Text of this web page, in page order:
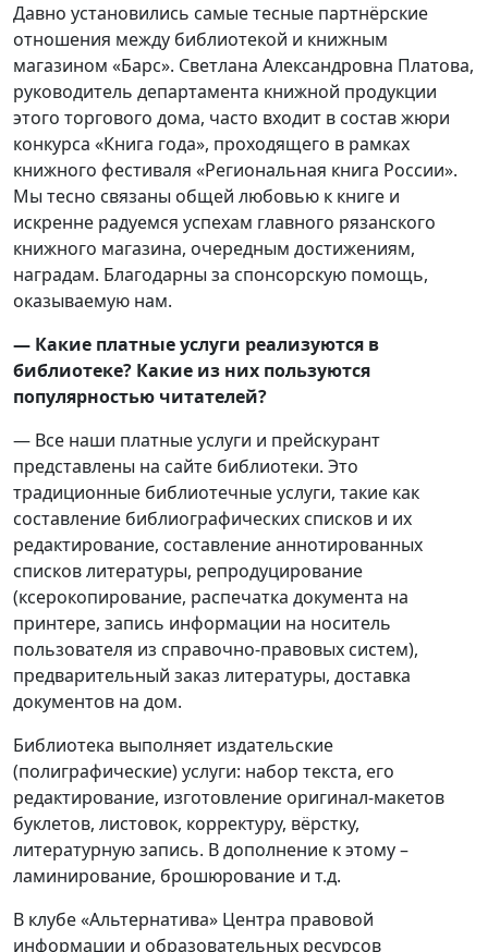
Давно установились самые тесные партнёрские
отношения между библиотекой и книжным
магазином «Барс». Светлана Александровна Платова,
руководитель департамента книжной продукции
этого торгового дома, часто входит в состав жюри
конкурса «Книга года», проходящего в рамках
книжного фестиваля «Региональная книга России».
Мы тесно связаны общей любовью к книге и
искренне радуемся успехам главного рязанского
книжного магазина, очередным достижениям,
наградам. Благодарны за спонсорскую помощь,
оказываемую нам.
— Какие платные услуги реализуются в
библиотеке? Какие из них пользуются
популярностью читателей?
— Все наши платные услуги и прейскурант
представлены на сайте библиотеки. Это
традиционные библиотечные услуги, такие как
составление библиографических списков и их
редактирование, составление аннотированных
списков литературы, репродуцирование
(ксерокопирование, распечатка документа на
принтере, запись информации на носитель
пользователя из справочно-правовых систем),
предварительный заказ литературы, доставка
документов на дом.
Библиотека выполняет издательские
(полиграфические) услуги: набор текста, его
редактирование, изготовление оригинал-макетов
буклетов, листовок, корректуру, вёрстку,
литературную запись. В дополнение к этому –
ламинирование, брошюрование и т.д.
В клубе «Альтернатива» Центра правовой
информации и образовательных ресурсов